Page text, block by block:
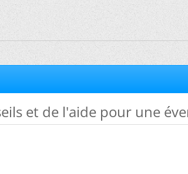
et de l'aide pour une